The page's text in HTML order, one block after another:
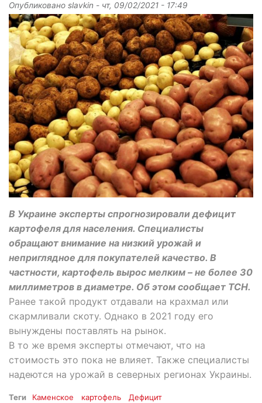
Опубликовано slavkin - чт, 09/02/2021 - 17:49
В Украине эксперты спрогнозировали дефицит
картофеля для населения. Специалисты
обращают внимание на низкий урожай и
неприглядное для покупателей качество. В
частности, картофель вырос мелким – не более 30
миллиметров в диаметре. Об этом сообщает ТСН.
Ранее такой продукт отдавали на крахмал или
скармливали скоту. Однако в 2021 году его
вынуждены поставлять на рынок.
В то же время эксперты отмечают, что на
стоимость это пока не влияет. Также специалисты
надеются на урожай в северных регионах Украины.
Теги Каменское картофель Дефицит